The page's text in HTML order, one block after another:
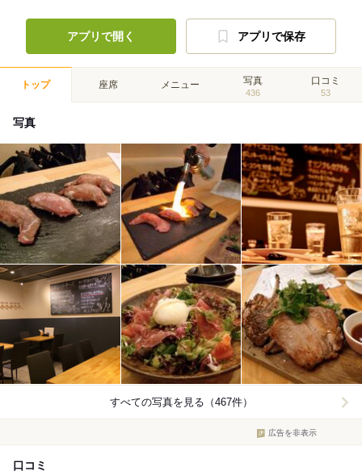
アプリで開く アプリで保存
トップ 座席 メニュー 写真
436
口コミ
53
写真
すべての写真を見る（467件）
広告を非表示
口コミ